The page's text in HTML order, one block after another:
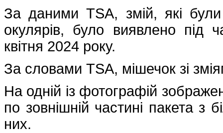
За даними TSA, змій, які
окулярів, було виявлено під
квітня 2024 року.
За словами TSA, мішечок зі
На одній із фотографій
по зовнішній частині пакета з
них.